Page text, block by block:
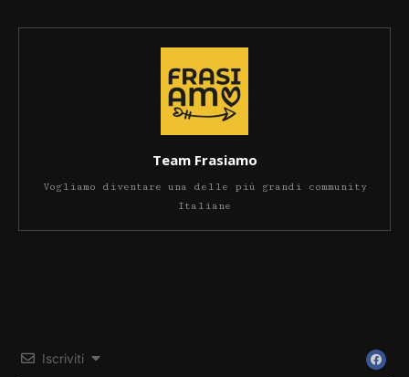
Team Frasiamo
Vogliamo diventare una delle più grandi community
Italiane
Iscriviti